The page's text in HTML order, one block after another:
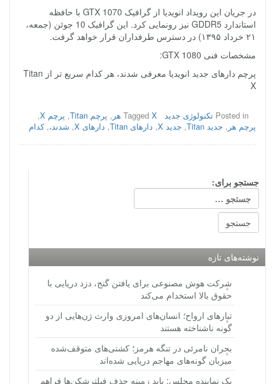
در جریان این رویداد انویدیا از گرافیک GTX 1070 با حافظه
استاندارد GDDR5 نیز رونمایی کرد. این گرافیک 10 جوئن (جمعه،
۲۱ خرداد ۱۳۹۵) در دسترس طرفداران قرار خواهد گرفت.
مشخصات فنی GTX 1080:
پرچم دارهای جدید انویدیا معرفی شدند، هر کدام سریع تر از Titan
X
Posted in تکنولوژی جدید Tagged X هر , پرچم Titan , پرچم X
,
پرچم هر , جدید Titan , جدید X , دارهای Titan , دارهای X , شدند،,کدام
جستجو برای:
نوشته‌های تازه
شرکت هوش مصنوعی برای یافتن گنج، دزد دریایی با
حقوق بالا استخدام می‌کند
تبارهای ارواح؛ انسان‌های امروزی وارث ژن‌هایی از دو
گونه ناشناخته هستند
بحران نامرئی در تنگه هرمز؛ کشتی‌های متوقف‌شده
میزبان گونه‌های مهاجم دریایی شده‌اند
یک نماینده مجلس: باید زمینه حذف فیلترشکن‌ها فراهم